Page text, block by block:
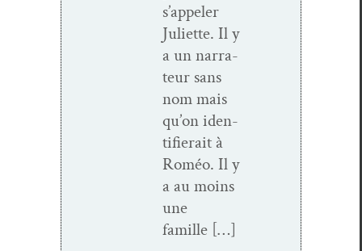
s’appeler
Juli­ette. Il y
a un nar­ra­
teur sans
nom mais
qu’on iden­
ti­fierait à
Roméo. Il y
a au moins
une
famille […]